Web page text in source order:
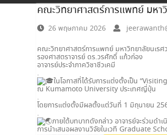
คณะวิทยาศาสตร์การแพทย์ มหา
26 พฤษภาคม 2026
คณะวิทยาศาสตร์การแพทย์ มหาวิทยาลัยนเร
รองศาสตราจารย์ ดร.วรศักดิ์ แก้วก่อง
อาจารย์ประจำภาควิชาชีวเคมี
.
ในโอกาสที่ได้รับการแต่งตั้งเป็น
ณ Kumamoto University ประเทศญี่ปุ่น
.
โดยการแต่งตั้งมีผลตั้งแต่วันที่ 1 มิถุนายน
.
ภายใต้บทบาทดังกล่าว อาจารย์จะร่วมด
การนำเสนอผลงานวิจัยในเวที Graduate